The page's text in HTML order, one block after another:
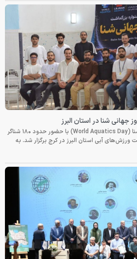
جهانی شنا در استان البرز
جشنواره بزرگداشت روز جهانی شنا (World Aquatics Day) با حضور حدود ۱۸۰ شناگر
ورزش‌های آبی استان البرز در کرج برگزار شد. به